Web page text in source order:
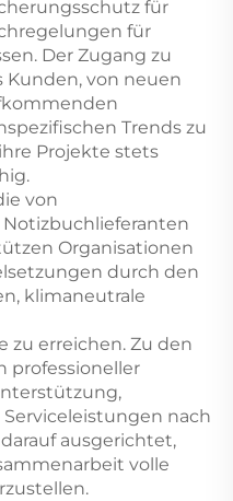
für
für
Der Zugang zu
von neuen
Trends zu
Projekte stets
von
Organisationen
durch den
klimaneutrale
zu erreichen. Zu den
professioneller
nach
ausgerichtet,
volle